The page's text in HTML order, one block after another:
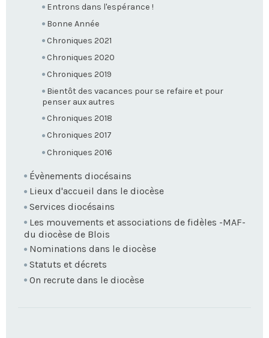
Entrons dans l'espérance !
Bonne Année
Chroniques 2021
Chroniques 2020
Chroniques 2019
Bientôt des vacances pour se refaire et pour
penser aux autres
Chroniques 2018
Chroniques 2017
Chroniques 2016
Évènements diocésains
Lieux d'accueil dans le diocèse
Services diocésains
Les mouvements et associations de fidèles -MAF-
du diocèse de Blois
Nominations dans le diocèse
Statuts et décrets
On recrute dans le diocèse